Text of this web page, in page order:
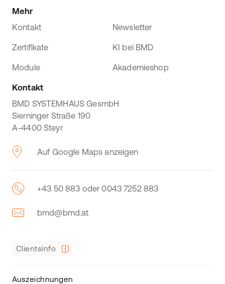
Mehr
Kontakt
Newsletter
Zertifikate KI bei BMD
Module Akademieshop
Kontakt
BMD SYSTEMHAUS GesmbH
Sierninger Straße 190
A-4400 Steyr
Auf Google Maps anzeigen
+43 50 883 oder 0043 7252 883
bmd@bmd.at
Clientsinfo
Auszeichnungen